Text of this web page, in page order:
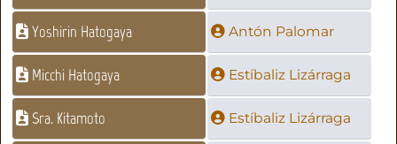
Yoshirin Hatogaya Antón Palomar
Micchi Hatogaya Estíbaliz Lizárraga
Sra. Kitamoto Estíbaliz Lizárraga